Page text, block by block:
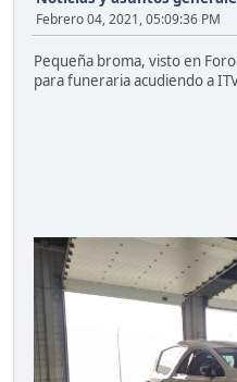
Febrero 04, 2021, 05:09:36 PM
Pequeña broma, visto en
para funeraria acudiendo a